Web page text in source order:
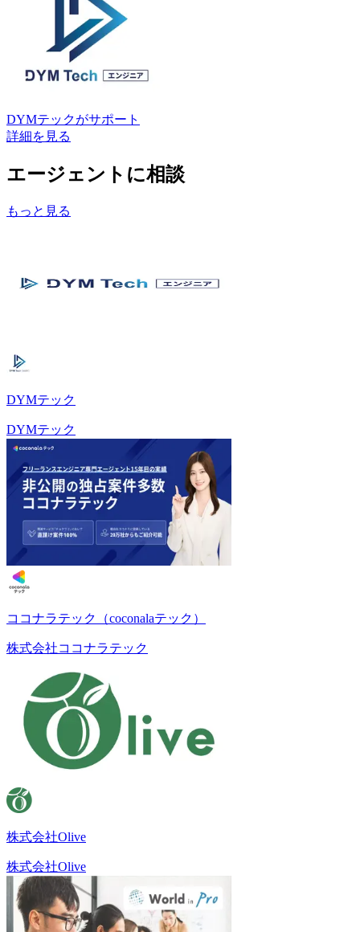
DYMテックがサポート
詳細を見る
エージェントに相談
もっと見る
DYMテック
DYMテック
ココナラテック（coconalaテック）
株式会社ココナラテック
株式会社Olive
株式会社Olive